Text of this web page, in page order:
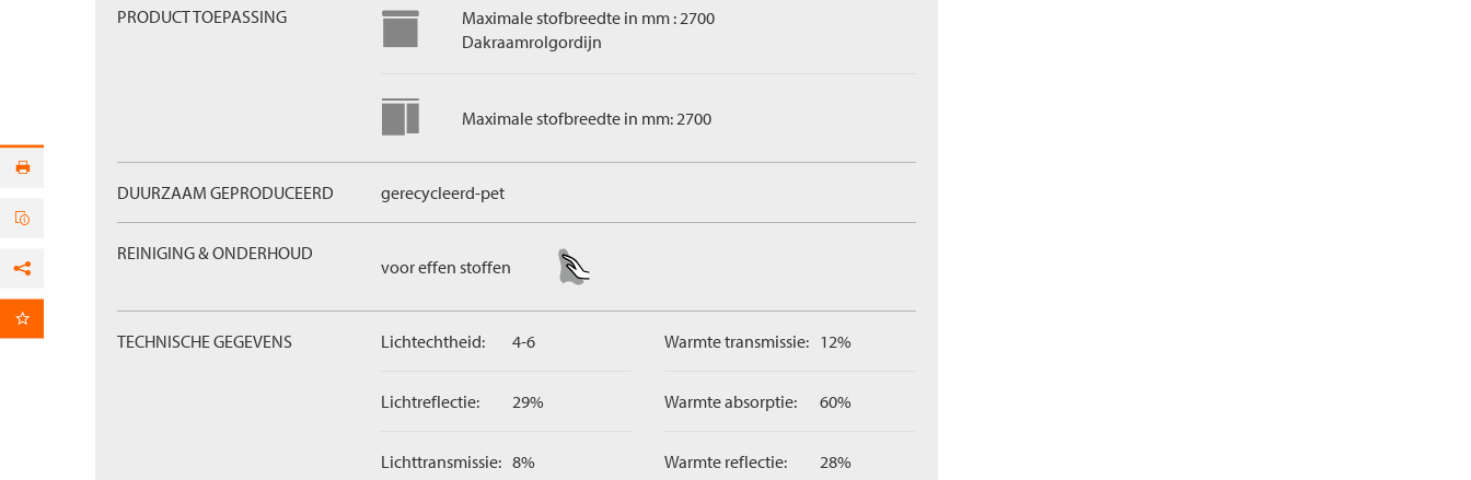
PRODUCT TOEPASSING
Maximale stofbreedte in mm : 2700
Dakraamrolgordijn
Maximale stofbreedte in mm: 2700
DUURZAAM GEPRODUCEERD gerecycleerd-pet
REINIGING & ONDERHOUD
voor effen stoffen
TECHNISCHE GEGEVENS Lichtechtheid: 4-6
Lichtreflectie: 29%
Lichttransmissie: 8%
Warmte transmissie: 12%
Warmte absorptie: 60%
Warmte reflectie: 28%